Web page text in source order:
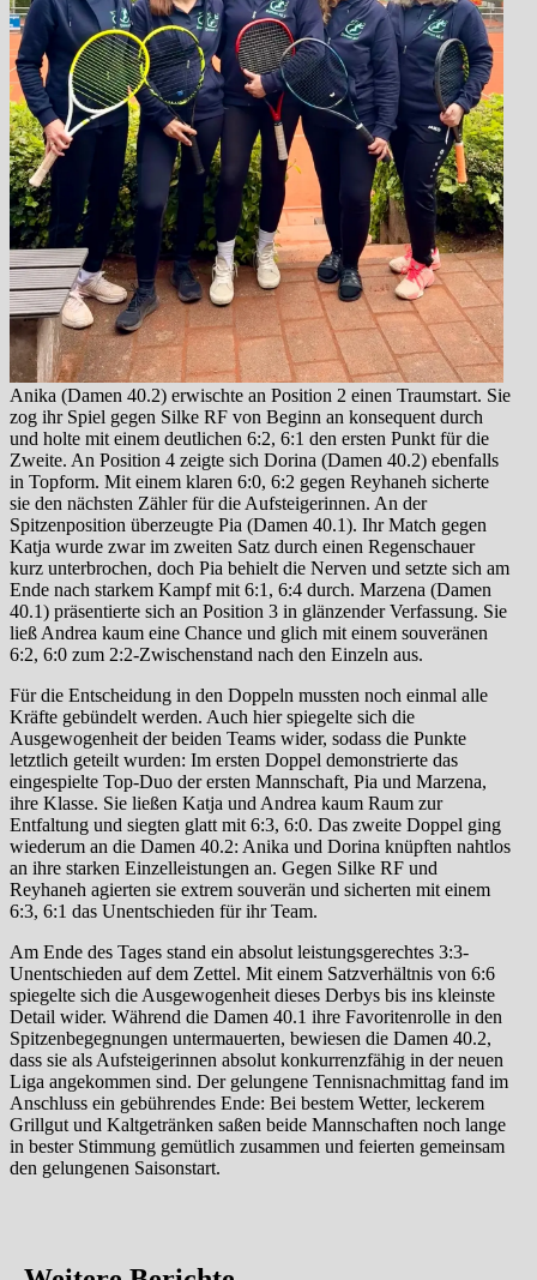
Anika (Damen 40.2) erwischte an Position 2 einen Traumstart. Sie
zog ihr Spiel gegen Silke RF von Beginn an konsequent durch
und holte mit einem deutlichen 6:2, 6:1 den ersten Punkt für die
Zweite. An Position 4 zeigte sich Dorina (Damen 40.2) ebenfalls
in Topform. Mit einem klaren 6:0, 6:2 gegen Reyhaneh sicherte
sie den nächsten Zähler für die Aufsteigerinnen. An der
Spitzenposition überzeugte Pia (Damen 40.1). Ihr Match gegen
Katja wurde zwar im zweiten Satz durch einen Regenschauer
kurz unterbrochen, doch Pia behielt die Nerven und setzte sich am
Ende nach starkem Kampf mit 6:1, 6:4 durch. Marzena (Damen
40.1) präsentierte sich an Position 3 in glänzender Verfassung. Sie
ließ Andrea kaum eine Chance und glich mit einem souveränen
6:2, 6:0 zum 2:2-Zwischenstand nach den Einzeln aus.
Für die Entscheidung in den Doppeln mussten noch einmal alle
Kräfte gebündelt werden. Auch hier spiegelte sich die
Ausgewogenheit der beiden Teams wider, sodass die Punkte
letztlich geteilt wurden: Im ersten Doppel demonstrierte das
eingespielte Top-Duo der ersten Mannschaft, Pia und Marzena,
ihre Klasse. Sie ließen Katja und Andrea kaum Raum zur
Entfaltung und siegten glatt mit 6:3, 6:0. Das zweite Doppel ging
wiederum an die Damen 40.2: Anika und Dorina knüpften nahtlos
an ihre starken Einzelleistungen an. Gegen Silke RF und
Reyhaneh agierten sie extrem souverän und sicherten mit einem
6:3, 6:1 das Unentschieden für ihr Team.
Am Ende des Tages stand ein absolut leistungsgerechtes 3:3-
Unentschieden auf dem Zettel. Mit einem Satzverhältnis von 6:6
spiegelte sich die Ausgewogenheit dieses Derbys bis ins kleinste
Detail wider. Während die Damen 40.1 ihre Favoritenrolle in den
Spitzenbegegnungen untermauerten, bewiesen die Damen 40.2,
dass sie als Aufsteigerinnen absolut konkurrenzfähig in der neuen
Liga angekommen sind. Der gelungene Tennisnachmittag fand im
Anschluss ein gebührendes Ende: Bei bestem Wetter, leckerem
Grillgut und Kaltgetränken saßen beide Mannschaften noch lange
in bester Stimmung gemütlich zusammen und feierten gemeinsam
den gelungenen Saisonstart.